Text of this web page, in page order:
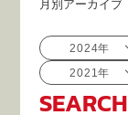
月別アーカイブ
2024年
2021年
SEARCH